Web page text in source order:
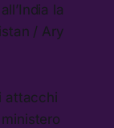
la
/ Ary
attacchi